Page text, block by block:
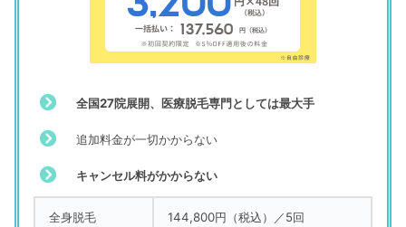
全国27院展開、医療脱毛専門としては最大手
追加料金が一切かからない
キャンセル料がかからない
全身脱毛
144,800円（税込）／5回